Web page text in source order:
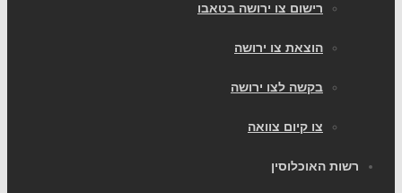
רישום צו ירושה בטאבו
הוצאת צו ירושה
בקשה לצו ירושה
צו קיום צוואה
רשות האוכלוסין